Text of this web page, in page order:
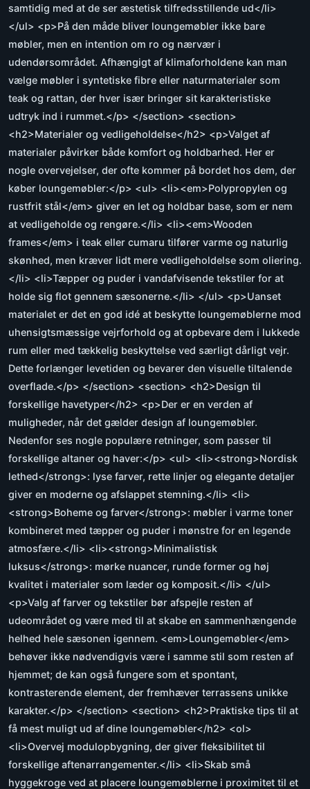
samtidig med at de ser æstetisk tilfredsstillende ud</li>
</ul> <p>På den måde bliver loungemøbler ikke bare
møbler, men en intention om ro og nærvær i
udendørsområdet. Afhængigt af klimaforholdene kan man
vælge møbler i syntetiske fibre eller naturmaterialer som
teak og rattan, der hver især bringer sit karakteristiske
udtryk ind i rummet.</p> </section> <section>
<h2>Materialer og vedligeholdelse</h2> <p>Valget af
materialer påvirker både komfort og holdbarhed. Her er
nogle overvejelser, der ofte kommer på bordet hos dem, der
køber loungemøbler:</p> <ul> <li><em>Polypropylen og
rustfrit stål</em> giver en let og holdbar base, som er nem
at vedligeholde og rengøre.</li> <li><em>Wooden
frames</em> i teak eller cumaru tilfører varme og naturlig
skønhed, men kræver lidt mere vedligeholdelse som oliering.
</li> <li>Tæpper og puder i vandafvisende tekstiler for at
holde sig flot gennem sæsonerne.</li> </ul> <p>Uanset
materialet er det en god idé at beskytte loungemøblerne mod
uhensigtsmæssige vejrforhold og at opbevare dem i lukkede
rum eller med tækkelig beskyttelse ved særligt dårligt vejr.
Dette forlænger levetiden og bevarer den visuelle tiltalende
overflade.</p> </section> <section> <h2>Design til
forskellige havetyper</h2> <p>Der er en verden af
muligheder, når det gælder design af loungemøbler.
Nedenfor ses nogle populære retninger, som passer til
forskellige altaner og haver:</p> <ul> <li><strong>Nordisk
lethed</strong>: lyse farver, rette linjer og elegante detaljer
giver en moderne og afslappet stemning.</li> <li>
<strong>Boheme og farver</strong>: møbler i varme toner
kombineret med tæpper og puder i mønstre for en legende
atmosfære.</li> <li><strong>Minimalistisk
luksus</strong>: mørke nuancer, runde former og høj
kvalitet i materialer som læder og komposit.</li> </ul>
<p>Valg af farver og tekstiler bør afspejle resten af
udeområdet og være med til at skabe en sammenhængende
helhed hele sæsonen igennem. <em>Loungemøbler</em>
behøver ikke nødvendigvis være i samme stil som resten af
hjemmet; de kan også fungere som et spontant,
kontrasterende element, der fremhæver terrassens unikke
karakter.</p> </section> <section> <h2>Praktiske tips til at
få mest muligt ud af dine loungemøbler</h2> <ol>
<li>Overvej modulopbygning, der giver fleksibilitet til
forskellige aftenarrangementer.</li> <li>Skab små
hyggekroge ved at placere loungemøblerne i proximitet til et